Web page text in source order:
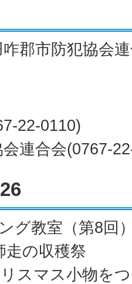
郡市防犯協会
22-0110)
連合会(0767-
グ教室（第8回
走の収穫祭
スマス小物を